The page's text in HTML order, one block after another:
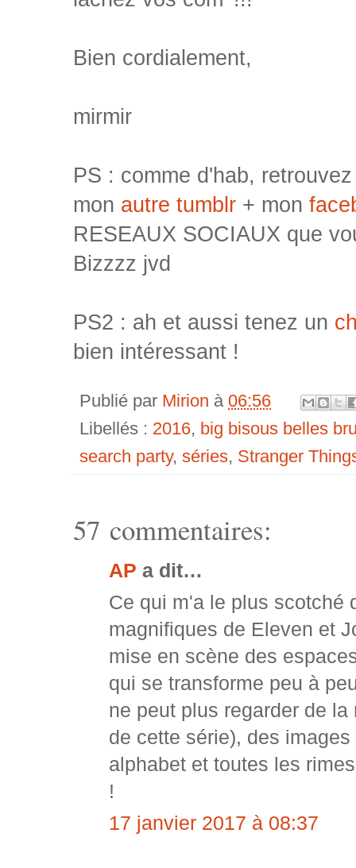
Bien cordialement,
mirmir
PS : comme d'hab,
mon autre tumblr + mon
RESEAUX SOCIAUX que
Bizzzz jvd
PS2 : ah et aussi tenez un
bien intéressant !
Publié par Mirion à 06:56
Libellés : 2016, big bisous belles
search party, séries, Stranger
57 commentaires:
AP a dit…
Ce qui m'a le plus scotché
magnifiques de Eleven et
mise en scène des
qui se transforme peu à
ne peut plus regarder de
de cette série), des
alphabet et toutes les
!
17 janvier 2017 à 08:37